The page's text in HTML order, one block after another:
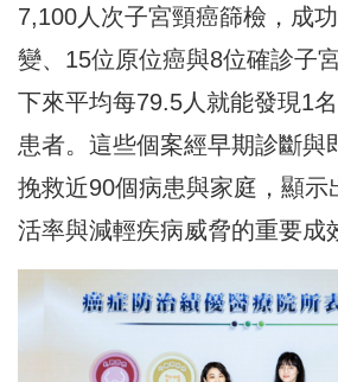
7,100人次子宮頸癌篩檢，成
變、15位原位癌與8位確診子
下來平均每79.5人就能發現1
患者。這些個案經早期診斷與
挽救近90個病患與家庭，顯示
活率與減輕疾病威脅的重要成